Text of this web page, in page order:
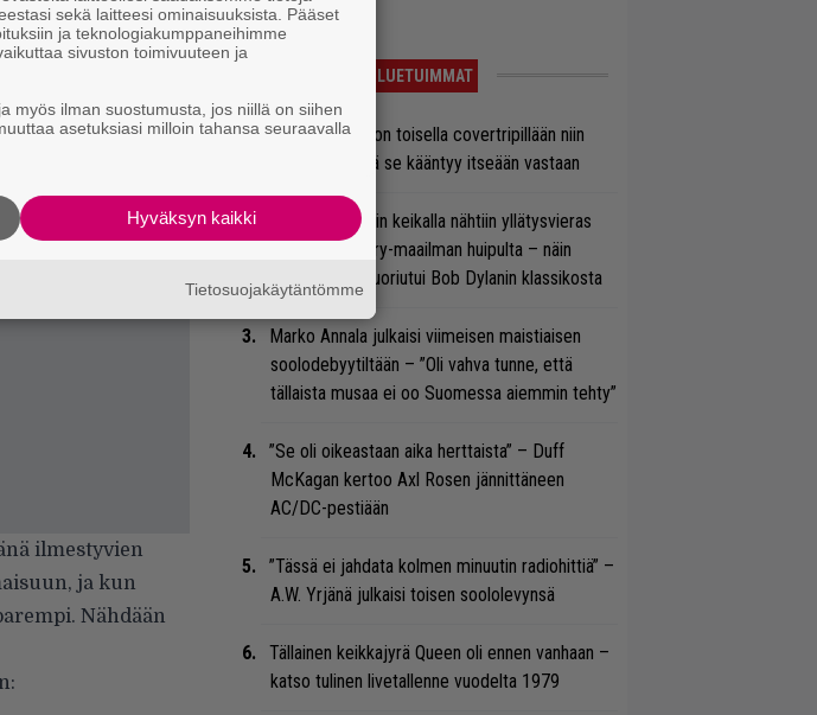
ilmestyvien
ja kun
Nähdään
LUETUIMMAT
Arvio: Saimaa on toisella covertripillään niin
suvereeni, että se kääntyy itseään vastaan
Guns N’ Rosesin keikalla nähtiin yllätysvieras
suoraan country-maailman huipulta – näin
kokoonpano suoriutui Bob Dylanin klassikosta
Marko Annala julkaisi viimeisen maistiaisen
soolodebyytiltään – ”Oli vahva tunne, että
tällaista musaa ei oo Suomessa aiemmin tehty”
”Se oli oikeastaan aika herttaista” – Duff
McKagan kertoo Axl Rosen jännittäneen
AC/DC-pestiään
”Tässä ei jahdata kolmen minuutin radiohittiä” –
A.W. Yrjänä julkaisi toisen soololevynsä
Tällainen keikkajyrä Queen oli ennen vanhaan –
katso tulinen livetallenne vuodelta 1979
sekä laitteesi ominaisuuksista. Pääset
ja teknologiakumppaneihimme
sivuston toimivuuteen ja
myös ilman suostumusta, jos niillä on siihen
asetuksiasi milloin tahansa seuraavalla
Hyväksyn kaikki
Tietosuojakäytäntömme